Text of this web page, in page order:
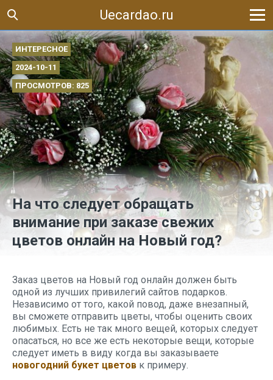
Uecardao.ru
ИНТЕРЕСНОЕ
2024-10-11
ПРОСМОТРОВ: 825
На что следует обращать
внимание при заказе свежих
цветов онлайн на Новый год?
Заказ цветов на Новый год онлайн должен быть
одной из лучших привилегий сайтов подарков.
Независимо от того, какой повод, даже внезапный,
вы сможете отправить цветы, чтобы оценить своих
любимых. Есть не так много вещей, которых следует
опасаться, но все же есть некоторые вещи, которые
следует иметь в виду когда вы заказываете
новогодний букет цветов к примеру.